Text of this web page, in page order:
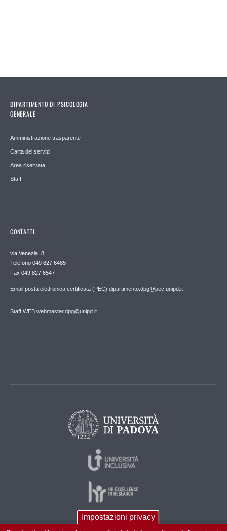
DIPARTIMENTO DI PSICOLOGIA
GENERALE
Amministrazione trasparente
Carta dei servizi
Area riservata
Staff
CONTATTI
via Venezia, 8
Telefono 049 827 6485
Fax 049 827 6547
Email posta elettronica certificata (PEC) dipartimento.dpg@pec.unipd.it
Staff WEB webmaster.dpg@unipd.it
Impostazioni privacy